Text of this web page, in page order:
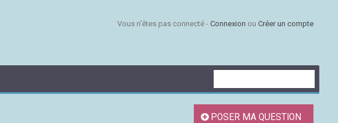
Vous n'êtes pas connecté - Connexion ou Créer un compte
POSER MA QUESTION